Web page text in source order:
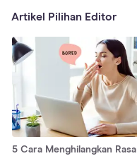
Artikel Pilihan Editor
5 Cara Menghilangkan Rasa